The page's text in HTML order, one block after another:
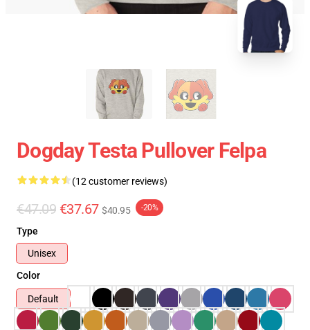
Dogday Testa Pullover Felpa
(12 customer reviews)
€47.09 €37.67 $40.95 -20%
Type
Unisex
Color
Default